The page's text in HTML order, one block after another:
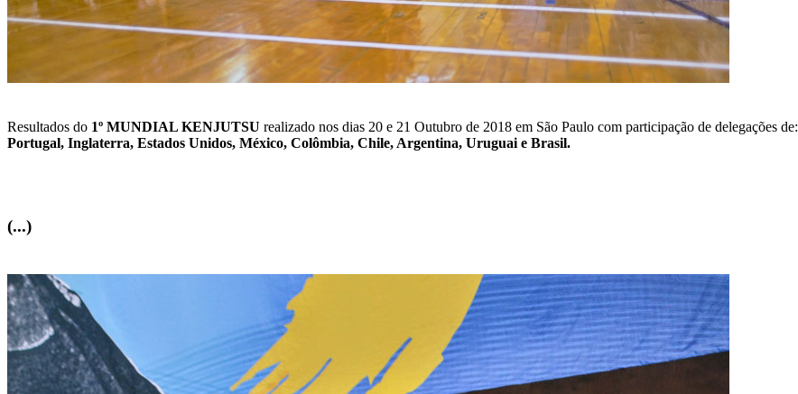
Resultados do 1º MUNDIAL KENJUTSU realizado nos dias 20 e 21 Outubro de 2018 em São Paulo com participação de delegações de:
Portugal, Inglaterra, Estados Unidos, México, Colômbia, Chile, Argentina, Uruguai e Brasil.
(...)